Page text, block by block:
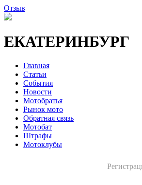
Отзыв
ЕКАТЕРИНБУРГ
Главная
Статьи
События
Новости
Мотобратья
Рынок мото
Обратная связь
Мотобат
Штрафы
Мотоклубы